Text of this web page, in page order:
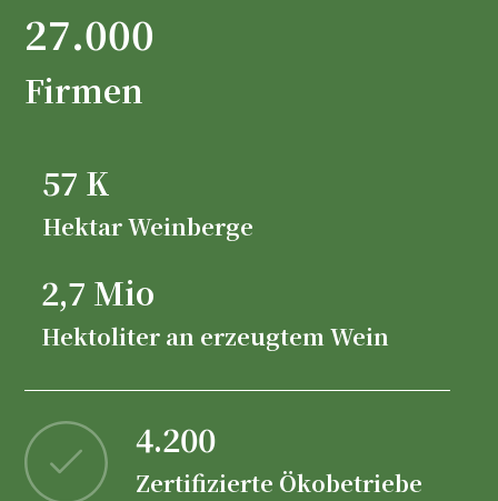
27.000
Firmen
57 K
Hektar Weinberge
2,7 Mio
Hektoliter an erzeugtem Wein
4.200
Zertifizierte Ökobetriebe